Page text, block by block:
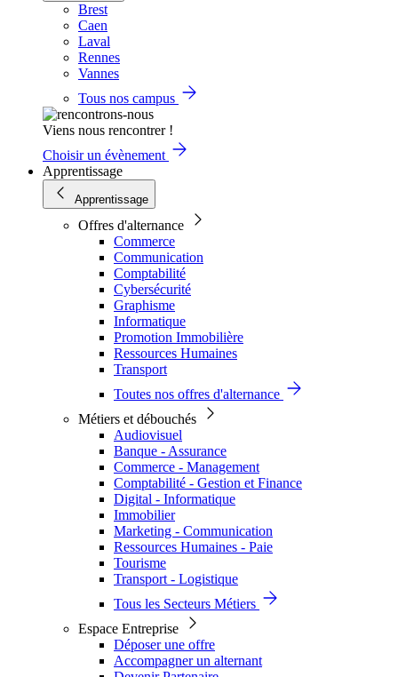
Brest
Caen
Laval
Rennes
Vannes
Tous nos campus
Viens nous rencontrer !
Choisir un évènement
Apprentissage
Apprentissage
Offres d'alternance
Commerce
Communication
Comptabilité
Cybersécurité
Graphisme
Informatique
Promotion Immobilière
Ressources Humaines
Transport
Toutes nos offres d'alternance
Métiers et débouchés
Audiovisuel
Banque - Assurance
Commerce - Management
Comptabilité - Gestion et Finance
Digital - Informatique
Immobilier
Marketing - Communication
Ressources Humaines - Paie
Tourisme
Transport - Logistique
Tous les Secteurs Métiers
Espace Entreprise
Déposer une offre
Accompagner un alternant